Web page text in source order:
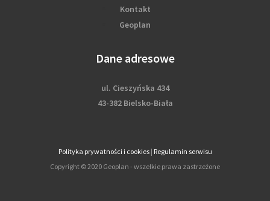
Kontakt
Geoplan
Dane adresowe
ul. Cieszyńska 434
43-382 Bielsko-Biała
Polityka prywatności i cookies| Regulamin serwisu
Copyright © 2020 Geoplan - wszelkie prawa zastrzeżone